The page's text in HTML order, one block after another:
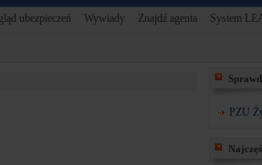
ubezpieczeń Wywiady Znajdź agenta System
PZU